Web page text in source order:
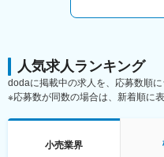
＜未経験ＯＫ◎座学でビ
っかり学べる！＞
もあり
※ほとんどが未経験入社
早期活躍を目指せる環境
■魅力
長期就業が叶います！
人気求人ランキング
dodaに掲載中の求人を、応募数順に
※応募数が同数の場合は、新着順に表
小売業界